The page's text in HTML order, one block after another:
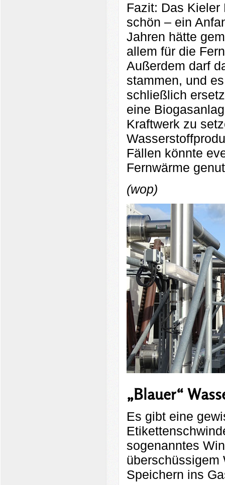
Fazit: Das Kieler
schön – ein
Jahren hätte
allem für die
Außerdem darf
stammen, und
schließlich
eine
Kraftwerk zu
Fällen könnte
Fernwärme
(wop)
„Blauer“
Es gibt eine
sogenanntes
überschüssigem
Speichern ins